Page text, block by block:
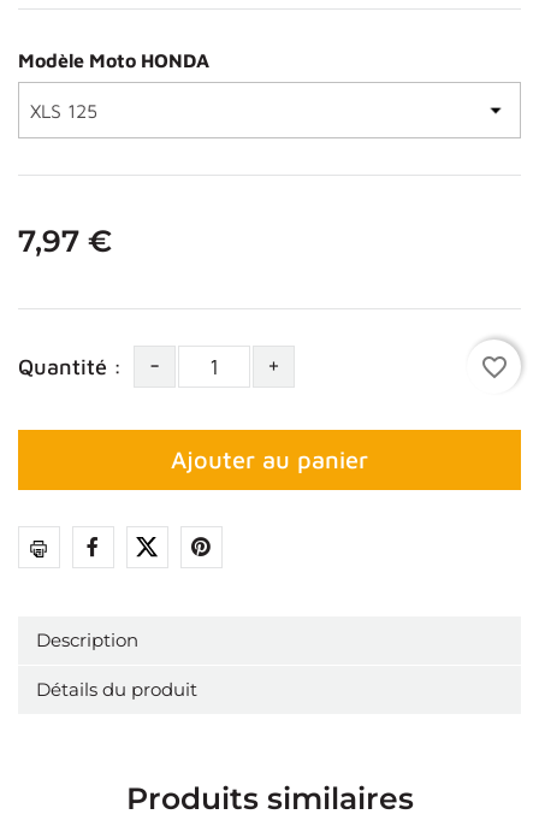
Modèle Moto HONDA
7,97 €
Quantité : - + favorite_border
Ajouter au panier
Partager
Description
Détails du produit
Produits similaires